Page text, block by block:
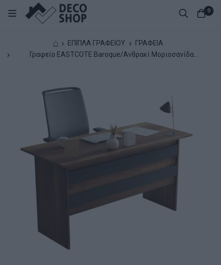
0
⌂ ΕΠΙΠΛΑ ΓΡΑΦΕΙΟΥ
ΓΡΑΦΕΙΑ
Γραφείο EASTCOTE Baroque/Ανθρακί Μοριοσανίδα